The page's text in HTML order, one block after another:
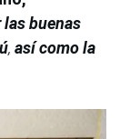
buenas
, así como la